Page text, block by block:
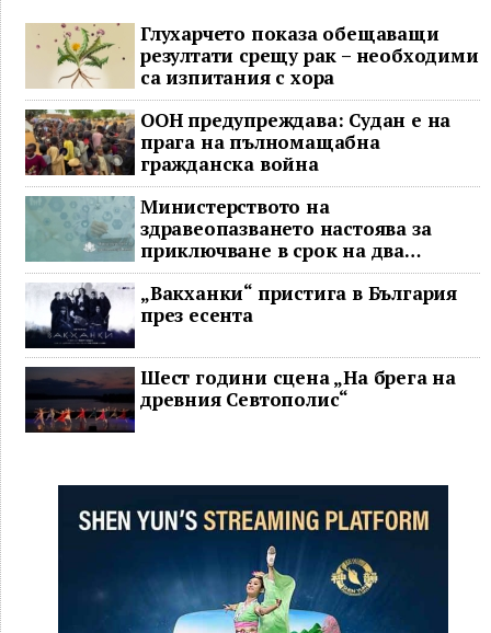
Глухарчето показа обещаващи
резултати срещу рак – необходими
са изпитания с хора
ООН предупреждава: Судан е на
прага на пълномащабна
гражданска война
Министерството на
здравеопазването настоява за
приключване в срок на два
ключови строителни проекта
„Вакханки“ пристига в България
през есента
Шест години сцена „На брега на
древния Севтополис“